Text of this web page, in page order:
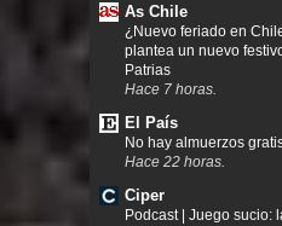
As Chile
¿Nuevo feriado en
plantea un nuevo
Patrias
Hace 7 horas.
El País
No hay almuerzos
Hace 22 horas.
Ciper
Podcast | Juego sucio: